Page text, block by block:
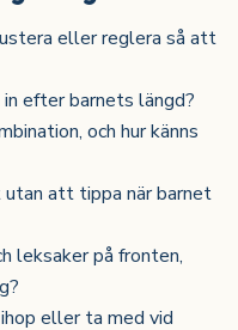
eller reglera så att
efter barnets längd?
och hur känns
att tippa när barnet
leksaker på fronten,
eller ta med vid